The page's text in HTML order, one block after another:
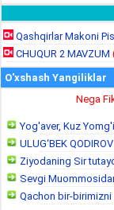
Qashqirlar Makoni
CHUQUR 2 MAVZUM
O'xshash Yangiliklar
Nega
Yog'aver, Kuz
ULUG‘BEK
Ziyodaning Sir
Sevgi
Qachon bir-birimizni